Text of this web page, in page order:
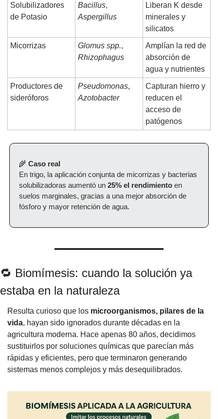
Solubilizadores
de Potasio
Bacillus
Aspergillus
Liberan K desde
minerales y
silicatos
Micorrizas Glomus spp.
Rhizophagus
Amplían la red de
absorción de
agua y nutrientes
Productores de
sideróforos
Pseudomonas
Azotobacter
Capturan hierro y
reducen el
acceso de
patógenos
🌾 Caso real
En trigo, la aplicación conjunta de micorrizas y bacterias
solubilizadoras aumentó un 25% el rendimiento en
suelos marginales, gracias a una mejor absorción de
fósforo y mayor retención de agua.
🔁 Biomímesis: cuando la solución ya
estaba en la naturaleza
Resulta curioso que los microorganismos, pilares de la
vida, hayan sido ignorados durante décadas en la
agricultura moderna. Hace apenas 80 años, decidimos
sustituirlos por soluciones químicas que parecían más
rápidas y eficientes, pero que terminaron generando
sistemas menos complejos y más desequilibrados.